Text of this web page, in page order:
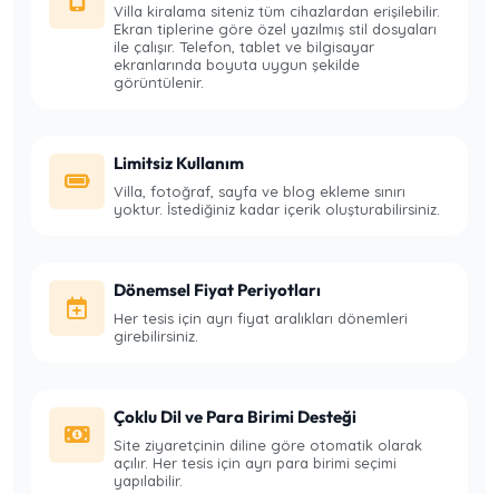
Villa kiralama siteniz tüm cihazlardan erişilebilir.
Ekran tiplerine göre özel yazılmış stil dosyaları
ile çalışır. Telefon, tablet ve bilgisayar
ekranlarında boyuta uygun şekilde
görüntülenir.
Limitsiz Kullanım
Villa, fotoğraf, sayfa ve blog ekleme sınırı
yoktur. İstediğiniz kadar içerik oluşturabilirsiniz.
Dönemsel Fiyat Periyotları
Her tesis için ayrı fiyat aralıkları dönemleri
girebilirsiniz.
Çoklu Dil ve Para Birimi Desteği
Site ziyaretçinin diline göre otomatik olarak
açılır. Her tesis için ayrı para birimi seçimi
yapılabilir.